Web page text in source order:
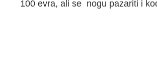
100 evra, ali se nogu pazariti i